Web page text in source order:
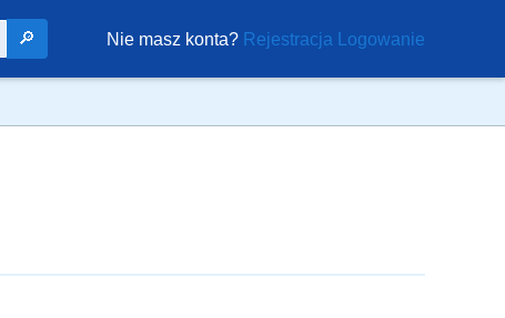
🔎 Nie masz konta? Rejestracja Logowanie